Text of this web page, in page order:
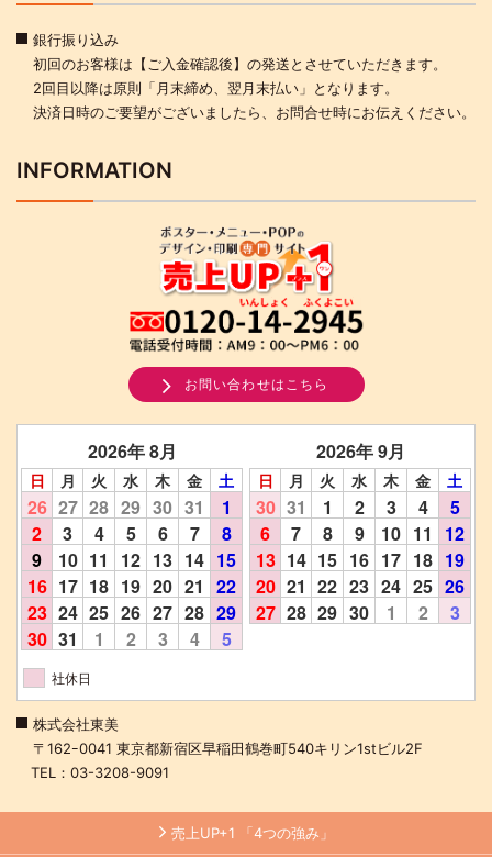
銀行振り込み
初回のお客様は【ご入金確認後】の発送とさせていただきます。
2回目以降は原則「月末締め、翌月末払い」となります。
決済日時のご要望がございましたら、お問合せ時にお伝えください。
INFORMATION
お問い合わせはこちら
2026年 8月
日 月 火 水 木 金 土
26 27 28 29 30 31
1
2
3 4 5 6 7
8
9
10 11 12 13 14 15
16 17 18 19 20 21
22
23 24 25 26 27 28 29
30 31 1 2 3 4 5
2026年 9月
日 月 火 水 木 金 土
30 31 1 2 3 4
5
6
7 8 9 10 11
12
13 14 15 16 17 18 19
20 21 22 23 24 25 26
27 28 29 30 1 2 3
社休日
株式会社東美
〒162ｰ0041 東京都新宿区早稲田鶴巻町540キリン1stビル2F
TEL：03-3208-9091
売上UP+1 「4つの強み」